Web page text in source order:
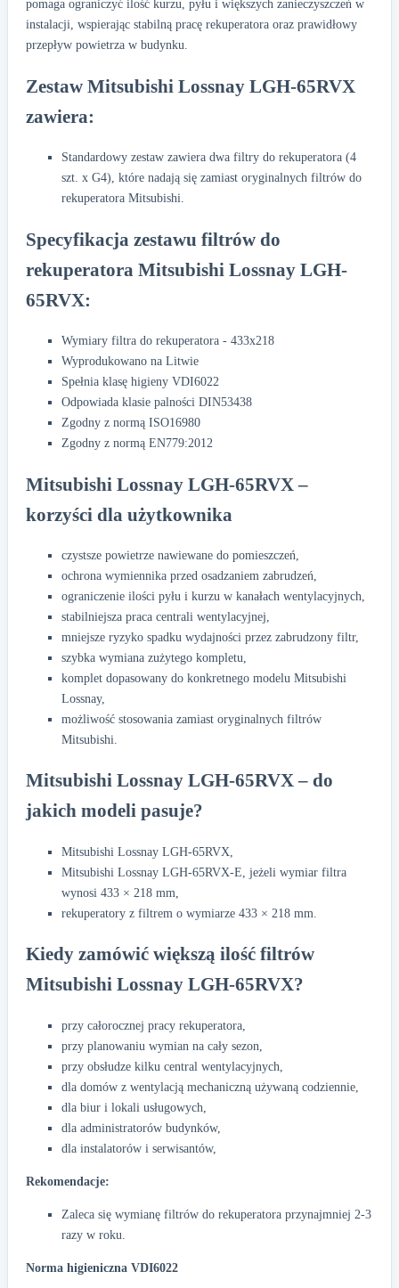
pomaga ograniczyć ilość kurzu, pyłu i większych zanieczyszczeń w
instalacji, wspierając stabilną pracę rekuperatora oraz prawidłowy
przepływ powietrza w budynku.
Zestaw Mitsubishi Lossnay LGH-65RVX
zawiera:
Standardowy zestaw zawiera dwa filtry do rekuperatora (4
szt. x G4), które nadają się zamiast oryginalnych filtrów do
rekuperatora Mitsubishi.
Specyfikacja zestawu filtrów do
rekuperatora Mitsubishi Lossnay LGH-
65RVX:
Wymiary filtra do rekuperatora - 433x218
Wyprodukowano na Litwie
Spełnia klasę higieny VDI6022
Odpowiada klasie palności DIN53438
Zgodny z normą ISO16980
Zgodny z normą EN779:2012
Mitsubishi Lossnay LGH-65RVX –
korzyści dla użytkownika
czystsze powietrze nawiewane do pomieszczeń,
ochrona wymiennika przed osadzaniem zabrudzeń,
ograniczenie ilości pyłu i kurzu w kanałach wentylacyjnych,
stabilniejsza praca centrali wentylacyjnej,
mniejsze ryzyko spadku wydajności przez zabrudzony filtr,
szybka wymiana zużytego kompletu,
komplet dopasowany do konkretnego modelu Mitsubishi
Lossnay,
możliwość stosowania zamiast oryginalnych filtrów
Mitsubishi.
Mitsubishi Lossnay LGH-65RVX – do
jakich modeli pasuje?
Mitsubishi Lossnay LGH-65RVX,
Mitsubishi Lossnay LGH-65RVX-E, jeżeli wymiar filtra
wynosi 433 × 218 mm,
rekuperatory z filtrem o wymiarze 433 × 218 mm.
Kiedy zamówić większą ilość filtrów
Mitsubishi Lossnay LGH-65RVX?
przy całorocznej pracy rekuperatora,
przy planowaniu wymian na cały sezon,
przy obsłudze kilku central wentylacyjnych,
dla domów z wentylacją mechaniczną używaną codziennie,
dla biur i lokali usługowych,
dla administratorów budynków,
dla instalatorów i serwisantów,
Rekomendacje:
Zaleca się wymianę filtrów do rekuperatora przynajmniej 2-3
razy w roku.
Norma higieniczna VDI6022